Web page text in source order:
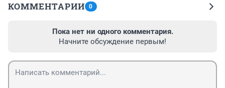
КОММЕНТАРИИ 0
Пока нет ни одного комментария.
Начните обсуждение первым!